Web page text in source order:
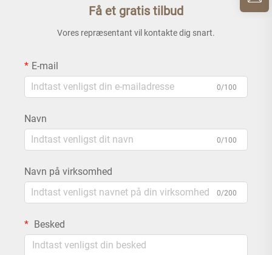
Få et gratis tilbud
Vores repræsentant vil kontakte dig snart.
E-mail
0/100
Navn
0/100
Navn på virksomhed
0/200
Besked